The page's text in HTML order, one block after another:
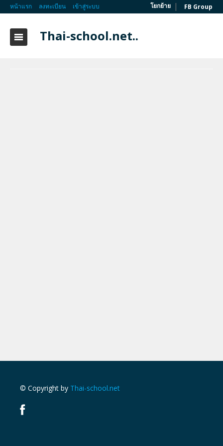
หน้าแรก ลงทะเบียน เข้าสู่ระบบ โยกย้าย | FB Group
Thai-school.net..
© Copyright by Thai-school.net